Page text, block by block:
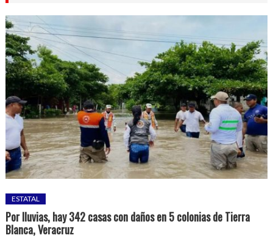
ESTATAL
Por lluvias, hay 342 casas con daños en 5 colonias de Tierra
Blanca, Veracruz